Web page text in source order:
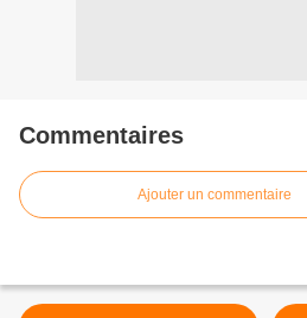
Commentaires
Ajouter un commentaire